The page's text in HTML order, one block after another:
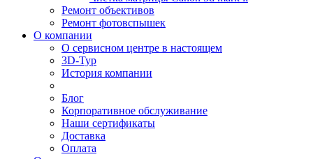
Ремонт объективов
Ремонт фотовспышек
О компании
О сервисном центре в настоящем
3D-Тур
История компании
Блог
Корпоративное обслуживание
Наши сертификаты
Доставка
Оплата